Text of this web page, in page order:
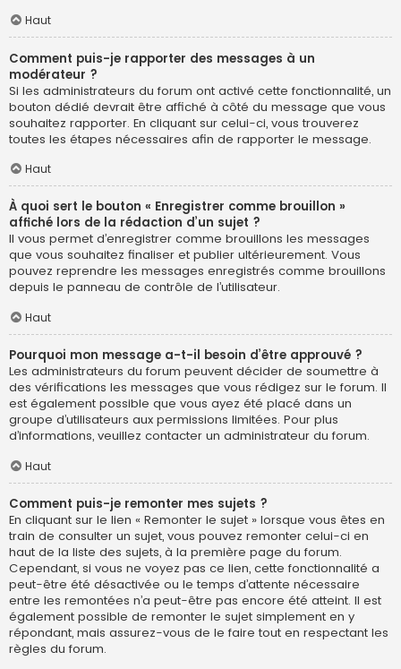
Haut
Comment puis-je rapporter des messages à un
modérateur ?
Si les administrateurs du forum ont activé cette fonctionnalité, un
bouton dédié devrait être affiché à côté du message que vous
souhaitez rapporter. En cliquant sur celui-ci, vous trouverez
toutes les étapes nécessaires afin de rapporter le message.
Haut
À quoi sert le bouton « Enregistrer comme brouillon »
affiché lors de la rédaction d’un sujet ?
Il vous permet d’enregistrer comme brouillons les messages
que vous souhaitez finaliser et publier ultérieurement. Vous
pouvez reprendre les messages enregistrés comme brouillons
depuis le panneau de contrôle de l’utilisateur.
Haut
Pourquoi mon message a-t-il besoin d’être approuvé ?
Les administrateurs du forum peuvent décider de soumettre à
des vérifications les messages que vous rédigez sur le forum. Il
est également possible que vous ayez été placé dans un
groupe d’utilisateurs aux permissions limitées. Pour plus
d’informations, veuillez contacter un administrateur du forum.
Haut
Comment puis-je remonter mes sujets ?
En cliquant sur le lien « Remonter le sujet » lorsque vous êtes en
train de consulter un sujet, vous pouvez remonter celui-ci en
haut de la liste des sujets, à la première page du forum.
Cependant, si vous ne voyez pas ce lien, cette fonctionnalité a
peut-être été désactivée ou le temps d’attente nécessaire
entre les remontées n’a peut-être pas encore été atteint. Il est
également possible de remonter le sujet simplement en y
répondant, mais assurez-vous de le faire tout en respectant les
règles du forum.